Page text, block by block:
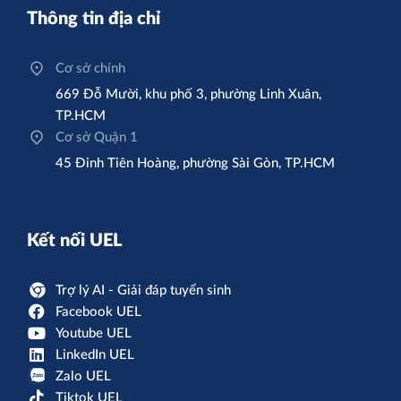
Thông tin địa chỉ
Cơ sở chính
669 Đỗ Mười, khu phố 3, phường Linh Xuân,
TP.HCM
Cơ sở Quận 1
45 Đinh Tiên Hoàng, phường Sài Gòn, TP.HCM
Kết nối UEL
Trợ lý AI - Giải đáp tuyển sinh
Facebook UEL
Youtube UEL
LinkedIn UEL
Zalo UEL
Tiktok UEL